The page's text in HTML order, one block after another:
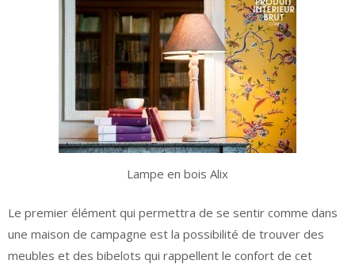
Lampe en bois Alix
Le premier élément qui permettra de se sentir comme dans
une maison de campagne est la possibilité de trouver des
meubles et des bibelots qui rappellent le confort de cet